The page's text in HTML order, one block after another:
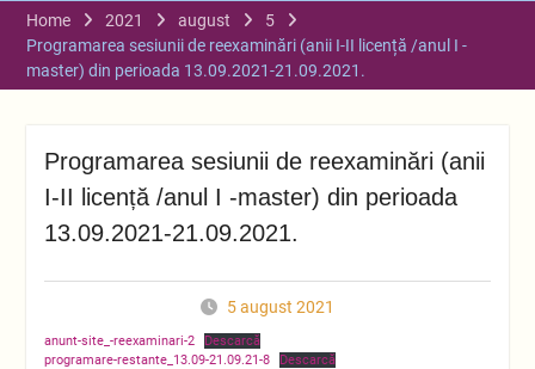
Home 2021 august
5
Programarea sesiunii de reexaminări (anii I-II licență /anul I -
master) din perioada 13.09.2021-21.09.2021.
Programarea sesiunii de reexaminări (anii
I-II licență /anul I -master) din perioada
13.09.2021-21.09.2021.
5 august 2021
anunt-site_-reexaminari-2
Descarcă
programare-restante_13.09-21.09.21-8
Descarcă